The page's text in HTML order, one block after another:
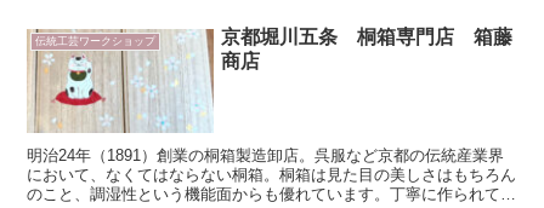
伝統工芸ワークショップ
京都堀川五条 桐箱専門店 箱藤
商店
明治24年（1891）創業の桐箱製造卸店。呉服など京都の伝統産業界
において、なくてはならない桐箱。桐箱は見た目の美しさはもちろん
のこと、調湿性という機能面からも優れています。丁寧に作られて桐